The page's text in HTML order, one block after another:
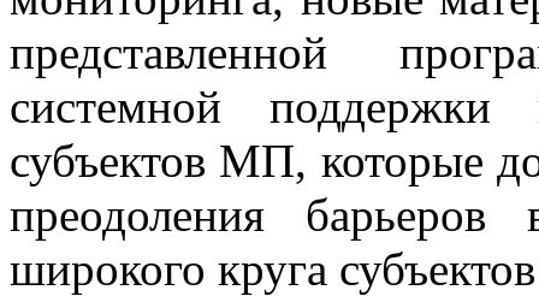
представленной
системной поддержки
субъектов МП, которые
преодоления
широкого круга